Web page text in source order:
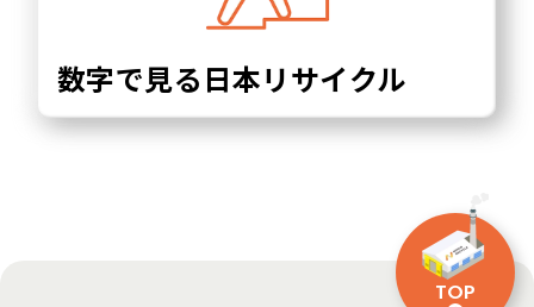
数字で見る 日本リサイクル
TOP